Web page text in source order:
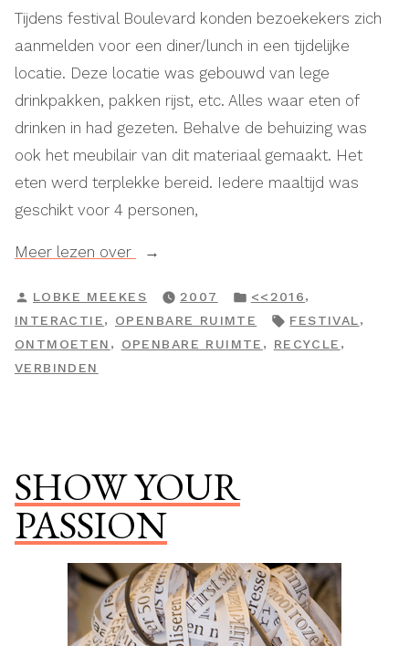
Tijdens festival Boulevard konden bezoekekers zich
aanmelden voor een diner/lunch in een tijdelijke
locatie. Deze locatie was gebouwd van lege
drinkpakken, pakken rijst, etc. Alles waar eten of
drinken in had gezeten. Behalve de behuizing was
ook het meubilair van dit materiaal gemaakt. Het
eten werd terplekke bereid. Iedere maaltijd was
geschikt voor 4 personen,
Meer lezen over
“Dinner
Boulevard”
GEPLAATST
DOOR
LOBKE MEEKES 2007
GEPLAATST
IN
<<2016,
INTERACTIE, OPENBARE RUIMTE TAGS:
FESTIVAL,
ONTMOETEN , OPENBARE RUIMTE , RECYCLE ,
VERBINDEN
SHOW YOUR
PASSION